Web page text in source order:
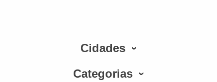
Cidades
Categorias